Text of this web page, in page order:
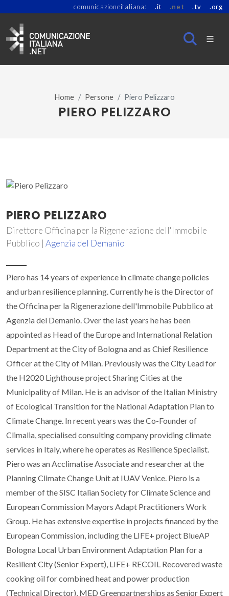
comunicazioneitaliana: .it .net .tv .org
Home Persone Piero Pelizzaro
PIERO PELIZZARO
PIERO PELIZZARO
Direttore Officina per la Rigenerazione dell'Immobile
Pubblico | Agenzia del Demanio
Piero has 14 years of experience in climate change policies
and urban resilience planning. Currently he is the Director of
the Officina per la Rigenerazione dell'Immobile Pubblico at
Agenzia del Demanio. Over the last years he has been
appointed as Head of the Europe and International Relation
Department at the City of Bologna and as Chief Resilience
Officer at the City of Milan. Previously was the City Lead for
the H2020 Lighthouse project Sharing Cities at the
Municipality of Milan. He is an advisor of the Italian Ministry
of Ecological Transition for the National Adaptation Plan to
Climate Change. In recent years was the Co-Founder of
Climalia, specialised consulting company providing climate
services in Italy, where he operates as Resilience Specialist.
Piero was an Acclimatise Associate and researcher at the
Planning Climate Change Unit at IUAV Venice. Piero is a
member of the SISC Italian Society for Climate Science and
European Commission Mayors Adapt Practitioners Work
Group. He has extensive expertise in projects financed by the
European Commission, including the LIFE+ project BlueAP
Bologna Local Urban Environment Adaptation Plan for a
Resilient City (Senior Expert), LIFE+ RECOIL Recovered waste
cooking oil for combined heat and power production
(Technical Director), MED Greenpartnerships as Senior Expert